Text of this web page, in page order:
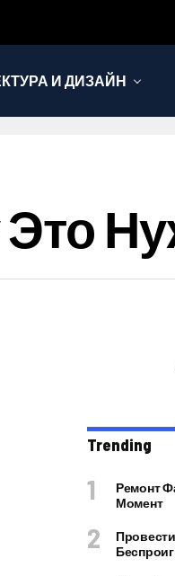
И ДИЗАЙН
Trending
Ремонт
Момент